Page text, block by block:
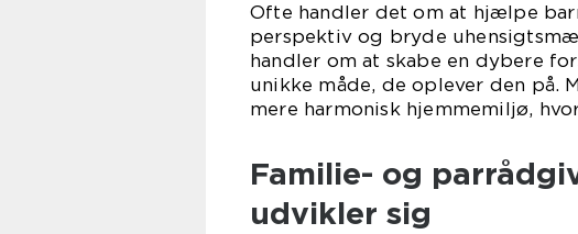
Ofte handler det om at hjælpe
perspektiv og bryde
handler om at skabe en dybere
unikke måde, de oplever den på.
mere harmonisk hjemmemiljø,
Familie- og
udvikler sig